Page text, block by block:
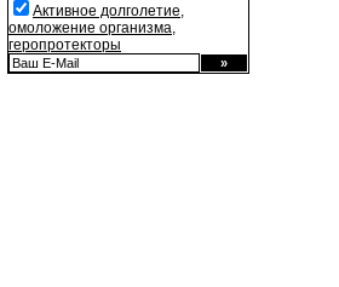
Активное долголетие,
омоложение организма,
геропротекторы